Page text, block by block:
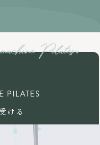
PILATES
ける